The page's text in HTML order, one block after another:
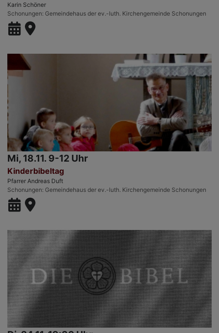
Karin Schöner
Schonungen Gemeindehaus der ev.-luth. Kirchengemeinde Schonungen
Mi, 18.11. 9-12 Uhr
Kinderbibeltag
Pfarrer Andreas Duft
Schonungen Gemeindehaus der ev.-luth. Kirchengemeinde Schonungen